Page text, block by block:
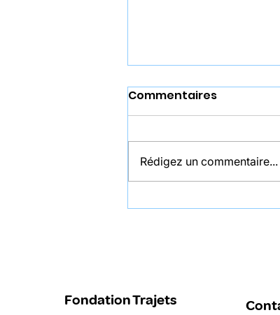
Coralie Loum est
Commentaires
Rédigez un commentaire...
Fondation Trajets